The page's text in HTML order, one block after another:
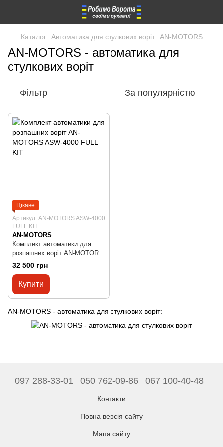
Каталог Автоматика для стулкових воріт AN-MOTORS
AN-MOTORS - автоматика для
стулкових воріт
Фільтр За популярністю
Цікаве
Артикул: AN-MOTORS ASW-4000
FULL KIT
AN-MOTORS
Комплект автоматики для
розпашних воріт AN-MOTORS
ASW-4000 FULL KIT
32 500 грн
Купити
AN-MOTORS - автоматика для стулкових воріт:
097 288-33-01 050 762-09-86 067 100-40-48
Контакти
Повна версія сайту
Мапа сайту